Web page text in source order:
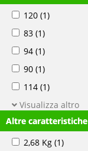
120 (1)
83 (1)
94 (1)
90 (1)
114 (1)
Visualizza altro
Altre caratteristiche
2,68 Kg (1)